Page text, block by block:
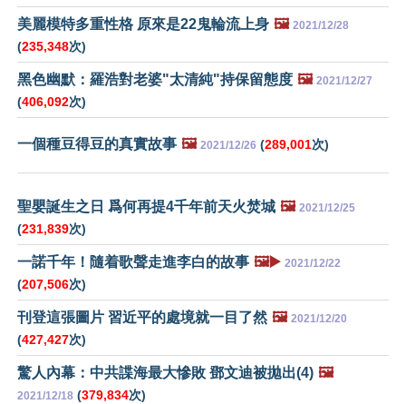
美麗模特多重性格 原來是22鬼輪流上身 🖼️ 2021/12/28
(235,348次)
黑色幽默：羅浩對老婆"太清純"持保留態度 🖼️ 2021/12/27
(406,092次)
一個種豆得豆的真實故事 🖼️ 2021/12/26 (289,001次)
聖嬰誕生之日 爲何再提4千年前天火焚城 🖼️ 2021/12/25
(231,839次)
一諾千年！隨着歌聲走進李白的故事 🖼️▶️ 2021/12/22
(207,506次)
刊登這張圖片 習近平的處境就一目了然 🖼️ 2021/12/20
(427,427次)
驚人內幕：中共諜海最大慘敗 鄧文迪被拋出(4) 🖼️
2021/12/18 (379,834次)